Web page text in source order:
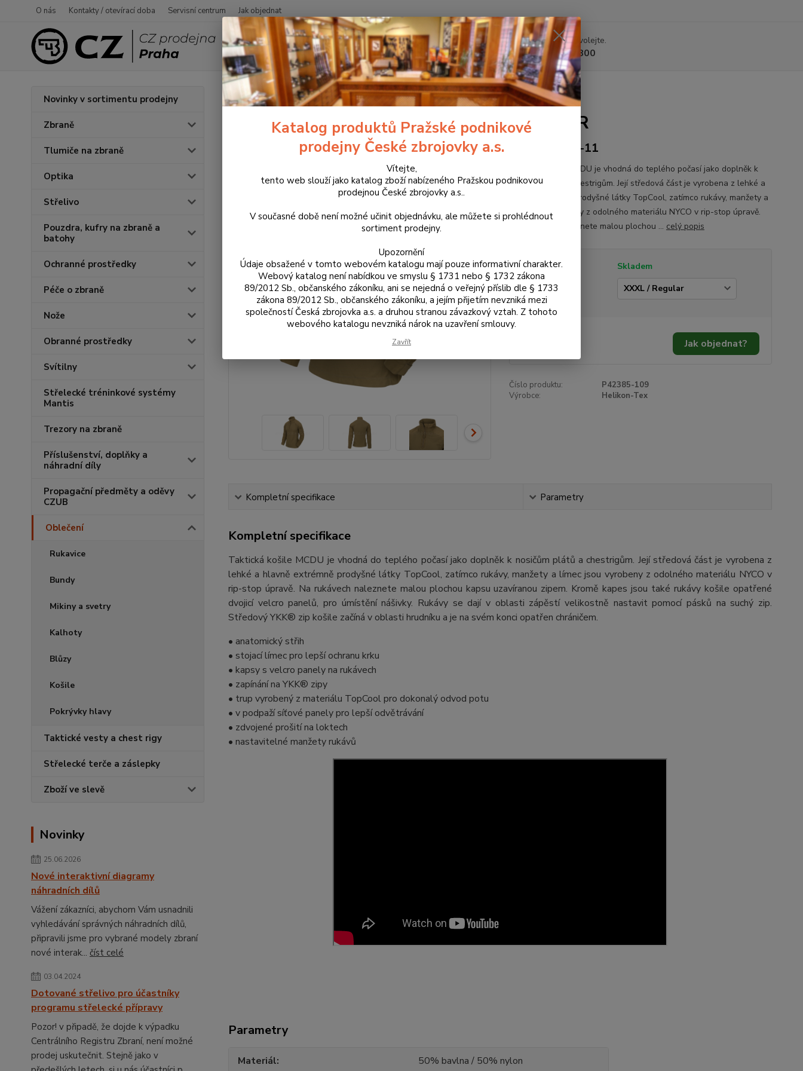
O nás Kontakty / otevírací doba Servisní centrum Jak objednat
Hledat Nevíte si rady? Zavolejte.
+420 225 375 800
Novinky v sortimentu prodejny
Zbraně
Tlumiče na zbraně
Optika
Střelivo
Pouzdra, kufry na zbraně a
batohy
Ochranné prostředky
Péče o zbraně
Nože
Obranné prostředky
Svítilny
Střelecké tréninkové systémy
Mantis
Trezory na zbraně
Příslušenství, doplňky a
náhradní díly
Propagační předměty a oděvy
CZUB
Oblečení
Rukavice
Bundy
Mikiny a svetry
Kalhoty
Blůzy
Košile
Pokrývky hlavy
Taktické vesty a chest rigy
Střelecké terče a záslepky
Zboží ve slevě
Novinky
25.06.2026
Nové interaktivní diagramy
náhradních dílů
Vážení zákazníci, abychom Vám usnadnili
vyhledávání správných náhradních dílů,
připravili jsme pro vybrané modely zbraní
nové interak... číst celé
03.04.2024
Dotované střelivo pro účastníky
programu střelecké přípravy
Pozor! v připadě, že dojde k výpadku
Centrálního Registru Zbraní, není možné
prodej uskutečnit. Stejně jako v
Úvod Oblečení Bojové triko Helikon MCDU Coyote XXXL/R
Bojové triko Helikon MCDU Coyote XXXL/R
BL-MCD-NR-11
Taktická košile MCDU je vhodná do teplého počasí jako doplněk k
nosičům plátů a chestrigům. Její středová část je vyrobena z lehké a
hlavně extrémně prodyšné látky TopCool, zatímco rukávy, manžety a
límec jsou vyrobeny z odolného materiálu NYCO v rip-stop úpravě.
Na rukávech naleznete malou plochou ... celý popis
Dostupnost
Skladem
Velikost
Jak objednat?
Číslo produktu:
P42385-109
Výrobce:
Helikon-Tex
Kompletní specifikace Parametry
Kompletní specifikace
Taktická košile MCDU je vhodná do teplého počasí jako doplněk k nosičům plátů a chestrigům. Její středová část je vyrobena z
lehké a hlavně extrémně prodyšné látky TopCool, zatímco rukávy, manžety a límec jsou vyrobeny z odolného materiálu NYCO v
rip-stop úpravě. Na rukávech naleznete malou plochou kapsu uzavíranou zipem. Kromě kapes jsou také rukávy košile opatřené
dvojicí velcro panelů, pro úmístění nášivky. Rukávy se dají v oblasti zápěstí velikostně nastavit pomocí pásků na suchý zip.
Středový YKK® zip košile začíná v oblasti hrudníku a je na svém konci opatřen chráničem.
• anatomický střih
• stojací límec pro lepší ochranu krku
• kapsy s velcro panely na rukávech
• zapínání na YKK® zipy
• trup vyrobený z materiálu TopCool pro dokonalý odvod potu
• v podpaží síťové panely pro lepší odvětrávání
• zdvojené prošití na loktech
• nastavitelné manžety rukávů
Parametry
Materiál
50% bavlna / 50% nylon
Katalog produktů Pražské podnikové
prodejny České zbrojovky a.s.
Vítejte,
tento web slouží jako katalog zboží nabízeného Pražskou podnikovou
prodejnou České zbrojovky a.s..
V současné době není možné učinit objednávku, ale můžete si prohlédnout
sortiment prodejny.
Upozornění
Údaje obsažené v tomto webovém katalogu mají pouze informativní charakter.
Webový katalog není nabídkou ve smyslu § 1731 nebo § 1732 zákona
89/2012 Sb., občanského zákoníku, ani se nejedná o veřejný příslib dle § 1733
zákona 89/2012 Sb., občanského zákoníku, a jejím přijetím nevzniká mezi
společností Česká zbrojovka a.s. a druhou stranou závazkový vztah. Z tohoto
webového katalogu nevzniká nárok na uzavření smlouvy.
Zavřít